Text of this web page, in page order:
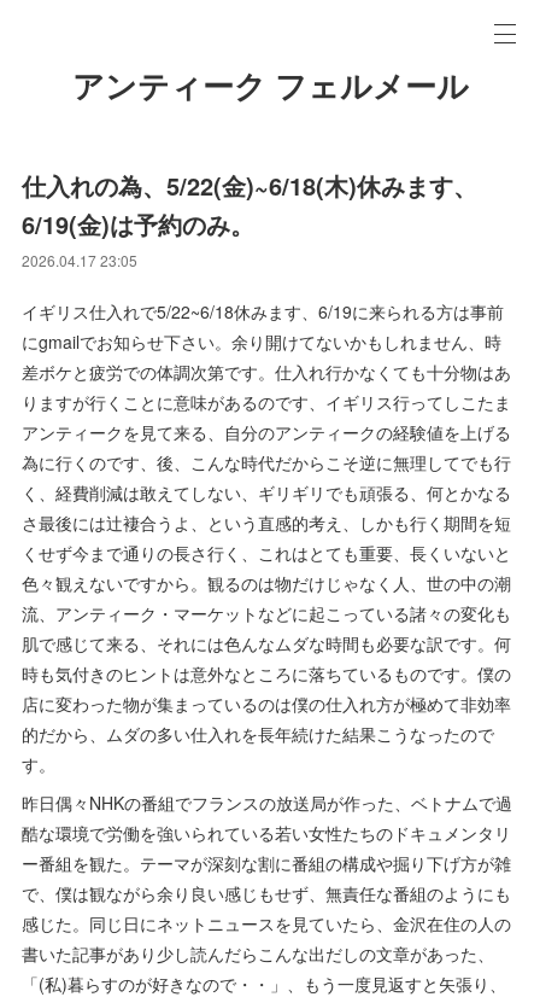
アンティーク フェルメール
仕入れの為、5/22(金)~6/18(木)休みます、
6/19(金)は予約のみ。
2026.04.17 23:05
イギリス仕入れで5/22~6/18休みます、6/19に来られる方は事前
にgmailでお知らせ下さい。余り開けてないかもしれません、時
差ボケと疲労での体調次第です。仕入れ行かなくても十分物はあ
りますが行くことに意味があるのです、イギリス行ってしこたま
アンティークを見て来る、自分のアンティークの経験値を上げる
為に行くのです、後、こんな時代だからこそ逆に無理してでも行
く、経費削減は敢えてしない、ギリギリでも頑張る、何とかなる
さ最後には辻褄合うよ、という直感的考え、しかも行く期間を短
くせず今まで通りの長さ行く、これはとても重要、長くいないと
色々観えないですから。観るのは物だけじゃなく人、世の中の潮
流、アンティーク・マーケットなどに起こっている諸々の変化も
肌で感じて来る、それには色んなムダな時間も必要な訳です。何
時も気付きのヒントは意外なところに落ちているものです。僕の
店に変わった物が集まっているのは僕の仕入れ方が極めて非効率
的だから、ムダの多い仕入れを長年続けた結果こうなったので
す。
昨日偶々NHKの番組でフランスの放送局が作った、ベトナムで過
酷な環境で労働を強いられている若い女性たちのドキュメンタリ
ー番組を観た。テーマが深刻な割に番組の構成や掘り下げ方が雑
で、僕は観ながら余り良い感じもせず、無責任な番組のようにも
感じた。同じ日にネットニュースを見ていたら、金沢在住の人の
書いた記事があり少し読んだらこんな出だしの文章があった、
「(私)暮らすのが好きなので・・」、もう一度見返すと矢張り、